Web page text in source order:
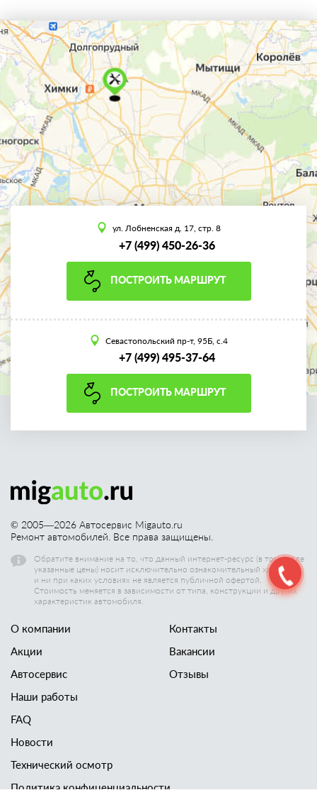
ул. Лобненская д. 17, стр. 8
+7 (499) 450-26-36
ПОСТРОИТЬ МАРШРУТ
Севастопольский пр-т, 95Б, с.4
+7 (499) 495-37-64
ПОСТРОИТЬ МАРШРУТ
© 2005—2026 Автосервис Migauto.ru
Ремонт автомобилей. Все права защищены.
Обратите внимание на то, что данный интернет-ресурс (в том числе
указанные цены) носит исключительно ознакомительный характер,
и ни при каких условиях не является публичной офертой.
Стоимость меняется в зависимости от типа, конструкции и других
характеристик автомобиля.
О компании
Акции
Автосервис
Наши работы
Контакты
Вакансии
Отзывы
FAQ
Новости
Технический осмотр
Политика конфиценциальности